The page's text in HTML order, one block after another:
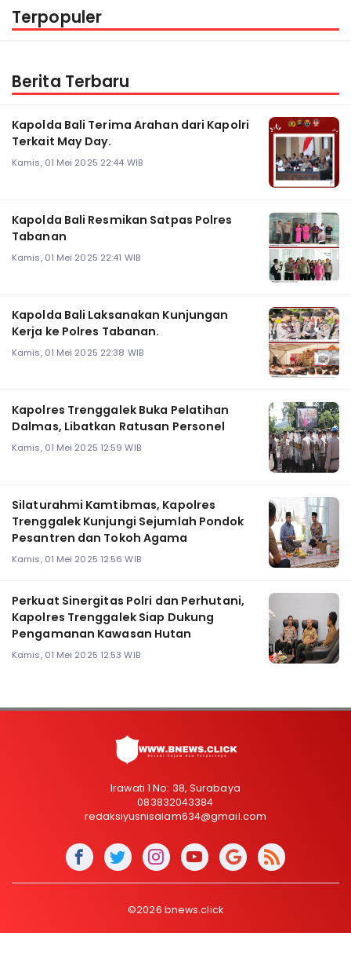
Terpopuler
Berita Terbaru
Kapolda Bali Terima Arahan dari Kapolri
Terkait May Day.
Kamis, 01 Mei 2025 22:44 WIB
Kapolda Bali Resmikan Satpas Polres
Tabanan
Kamis, 01 Mei 2025 22:41 WIB
Kapolda Bali Laksanakan Kunjungan
Kerja ke Polres Tabanan.
Kamis, 01 Mei 2025 22:38 WIB
Kapolres Trenggalek Buka Pelatihan
Dalmas, Libatkan Ratusan Personel
Kamis, 01 Mei 2025 12:59 WIB
Silaturahmi Kamtibmas, Kapolres
Trenggalek Kunjungi Sejumlah Pondok
Pesantren dan Tokoh Agama
Kamis, 01 Mei 2025 12:56 WIB
Perkuat Sinergitas Polri dan Perhutani,
Kapolres Trenggalek Siap Dukung
Pengamanan Kawasan Hutan
Kamis, 01 Mei 2025 12:53 WIB
Irawati 1 No: 38, Surabaya
083832043384
redaksiyusnisalam634@gmail.com
©2026 bnews.click